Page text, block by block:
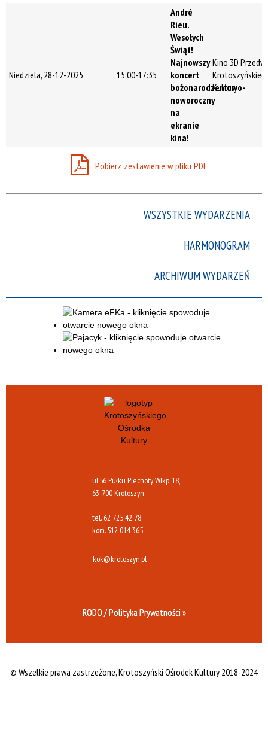
Niedziela, 28-12-2025 15:00-17:35
André
Rieu.
Wesołych
Świąt!
Najnowszy
koncert
bożonarodzeniowo-
noworoczny
na
ekranie
kina!
Kino 3D
Kultury
Pobierz zestawienie w pliku PDF
WSZYSTKIE WYDARZENIA
HARMONOGRAM
ARCHIWUM WYDARZEŃ
ul.56 Pułku Piechoty Wlkp. 18,
63-700 Krotoszyn
tel. 62 725 42 78
kom.512 014 365
kok@krotoszyn.pl
RODO / Polityka Prywatności »
© Wszelkie prawa zastrzeżone,Krotoszyński Ośrodek Kultury 2018-2024